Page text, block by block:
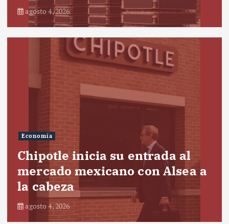
agosto 4, 2026
Economía
Chipotle inicia su entrada al
mercado mexicano con Alsea a
la cabeza
agosto 4, 2026